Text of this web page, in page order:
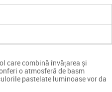
care combină învățarea și
o atmosferă de basm
pastelate luminoase vor da